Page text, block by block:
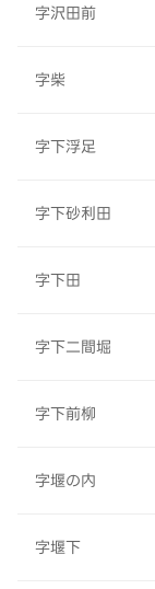
字沢田前
字柴
字下浮足
字下砂利田
字下田
字下二間堀
字下前柳
字堰の内
字堰下